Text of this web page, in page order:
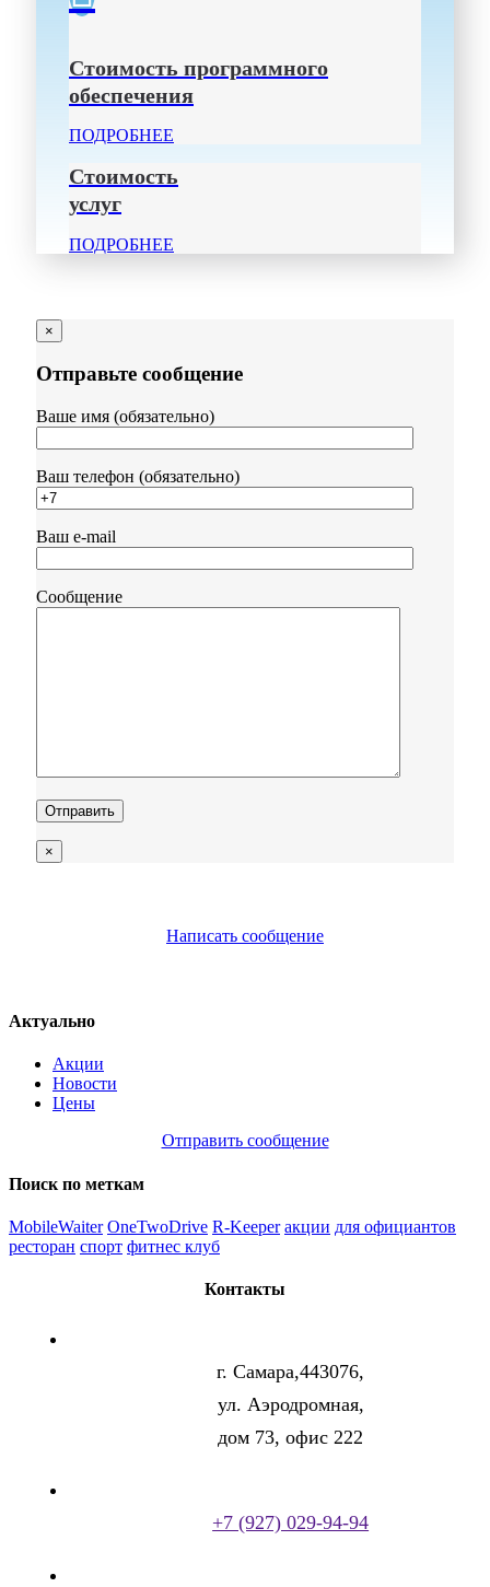
Стоимость программного
обеспечения
ПОДРОБНЕЕ
Стоимость
услуг
ПОДРОБНЕЕ
×
Отправьте сообщение
Ваше имя (обязательно)
Ваш телефон (обязательно)
Ваш e-mail
Сообщение
×
Написать сообщение
Актуально
Акции
Новости
Цены
Отправить сообщение
Поиск по меткам
MobileWaiter OneTwoDrive R-Keeper акции для официантов
ресторан спорт фитнес клуб
Контакты
г. Самара,443076,
ул. Аэродромная,
дом 73, офис 222
+7 (927) 029-94-94